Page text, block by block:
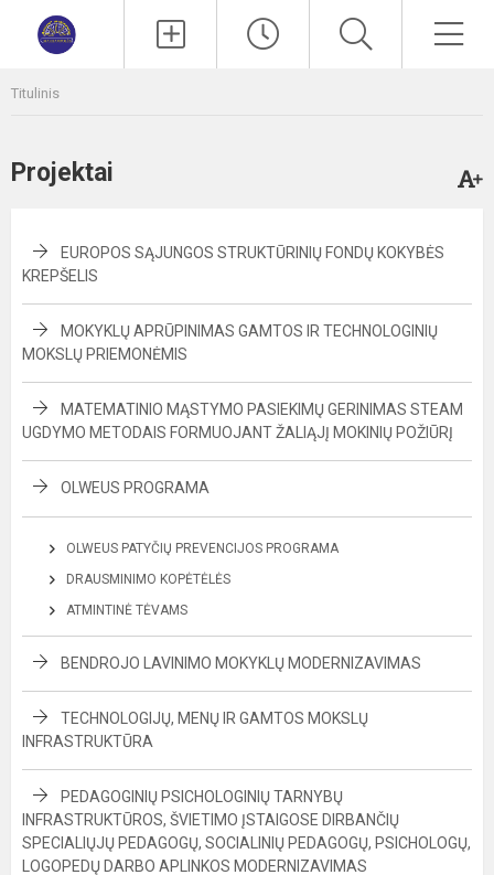
Titulinis
Projektai
EUROPOS SĄJUNGOS STRUKTŪRINIŲ FONDŲ KOKYBĖS
KREPŠELIS
MOKYKLŲ APRŪPINIMAS GAMTOS IR TECHNOLOGINIŲ
MOKSLŲ PRIEMONĖMIS
MATEMATINIO MĄSTYMO PASIEKIMŲ GERINIMAS STEAM
UGDYMO METODAIS FORMUOJANT ŽALIĄJĮ MOKINIŲ POŽIŪRĮ
OLWEUS PROGRAMA
OLWEUS PATYČIŲ PREVENCIJOS PROGRAMA
DRAUSMINIMO KOPĖTĖLĖS
ATMINTINĖ TĖVAMS
BENDROJO LAVINIMO MOKYKLŲ MODERNIZAVIMAS
TECHNOLOGIJŲ, MENŲ IR GAMTOS MOKSLŲ
INFRASTRUKTŪRA
PEDAGOGINIŲ PSICHOLOGINIŲ TARNYBŲ
INFRASTRUKTŪROS, ŠVIETIMO ĮSTAIGOSE DIRBANČIŲ
SPECIALIŲJŲ PEDAGOGŲ, SOCIALINIŲ PEDAGOGŲ, PSICHOLOGŲ,
LOGOPEDŲ DARBO APLINKOS MODERNIZAVIMAS